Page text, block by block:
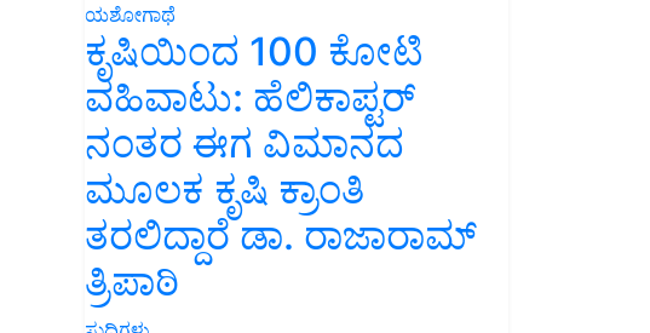
ಯಶೋಗಾಥೆ
ಕೃಷಿಯಿಂದ 100 ಕೋಟಿ
ವಹಿವಾಟು: ಹೆಲಿಕಾಪ್ಟರ್
ನಂತರ ಈಗ ವಿಮಾನದ
ಮೂಲಕ ಕೃಷಿ ಕ್ರಾಂತಿ
ತರಲಿದ್ದಾರೆ ಡಾ. ರಾಜಾರಾಮ್
ತ್ರಿಪಾಠಿ